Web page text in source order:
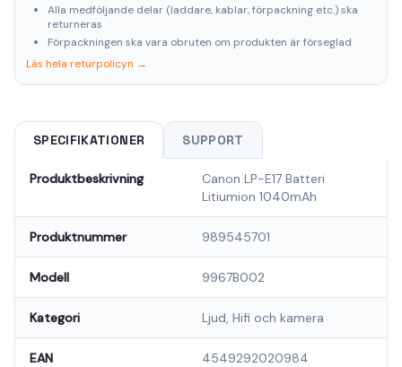
Alla medföljande delar (laddare, kablar, förpackning etc.) ska
returneras
Förpackningen ska vara obruten om produkten är förseglad
Läs hela returpolicyn →
SPECIFIKATIONER SUPPORT
Produktbeskrivning
Canon LP-E17 Batteri
Litiumion 1040mAh
Produktnummer 989545701
Modell 9967B002
Kategori Ljud, Hifi och kamera
EAN 4549292020984